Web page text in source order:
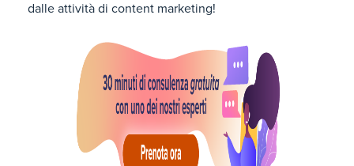
dalle attività di content marketing!